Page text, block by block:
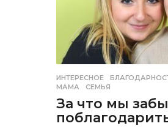
ИНТЕРЕСНОЕ
МАМА
,СЕМЬЯ
За что мы